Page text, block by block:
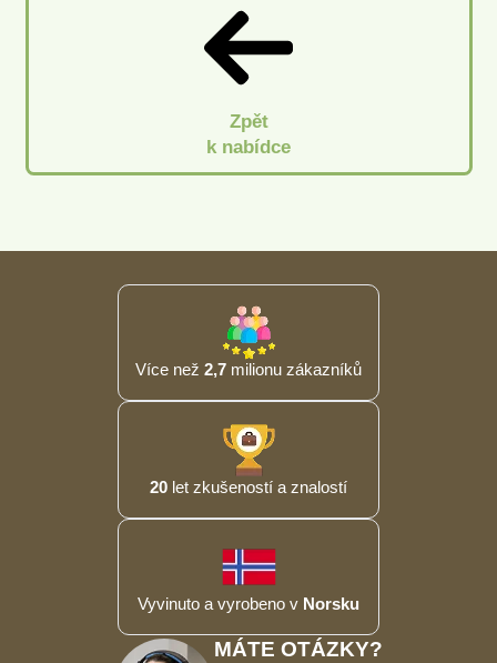
Zpět
k nabídce
Více než 2,7 milionu zákazníků
20 let zkušeností a znalostí
Vyvinuto a vyrobeno v Norsku
MÁTE OTÁZKY?